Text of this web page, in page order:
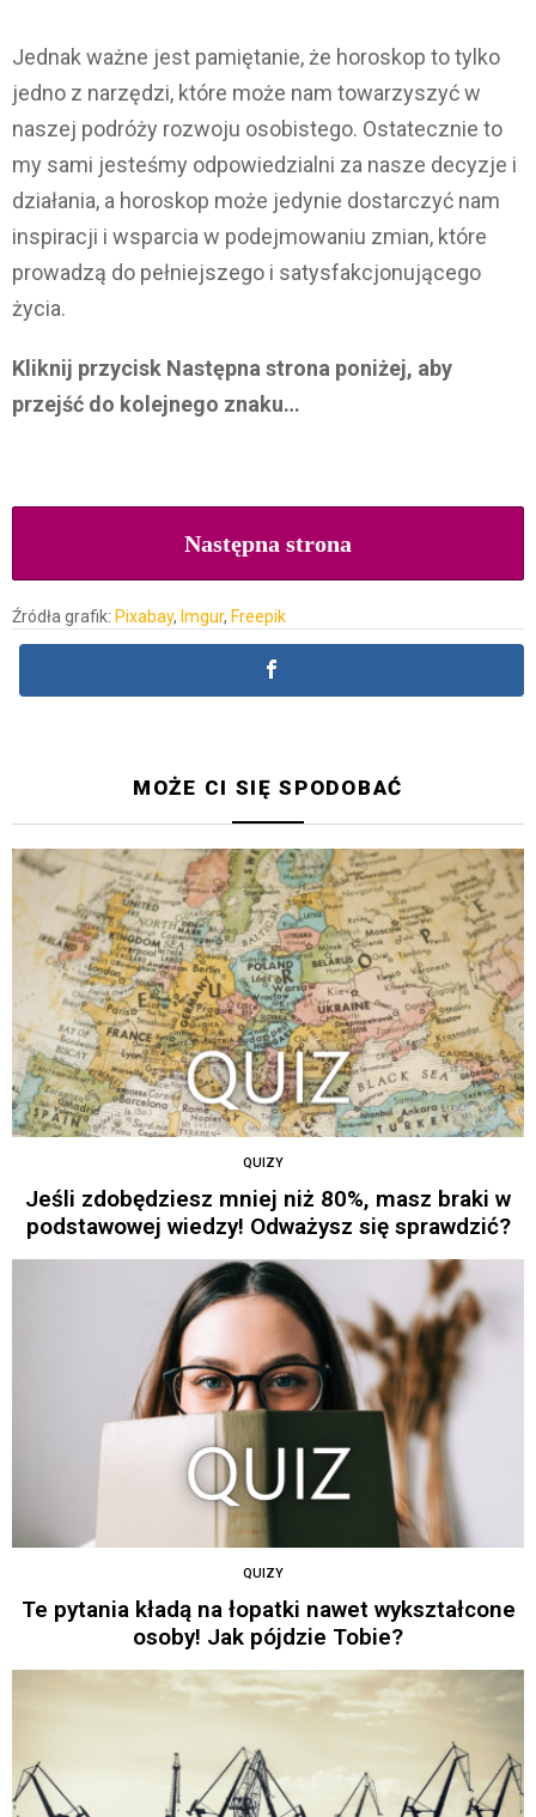
Jednak ważne jest pamiętanie, że horoskop to tylko
jedno z narzędzi, które może nam towarzyszyć w
naszej podróży rozwoju osobistego. Ostatecznie to
my sami jesteśmy odpowiedzialni za nasze decyzje i
działania, a horoskop może jedynie dostarczyć nam
inspiracji i wsparcia w podejmowaniu zmian, które
prowadzą do pełniejszego i satysfakcjonującego
życia.
Kliknij przycisk Następna strona poniżej, aby
przejść do kolejnego znaku…
Następna strona
Źródła grafik: Pixabay, Imgur, Freepik
MOŻE CI SIĘ SPODOBAĆ
QUIZY
Jeśli zdobędziesz mniej niż 80%, masz braki w
podstawowej wiedzy! Odważysz się sprawdzić?
QUIZY
Te pytania kładą na łopatki nawet wykształcone
osoby! Jak pójdzie Tobie?